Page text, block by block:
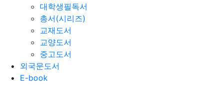
대학생필독서
총서(시리즈)
교재도서
교양도서
중고도서
외국문도서
E-book